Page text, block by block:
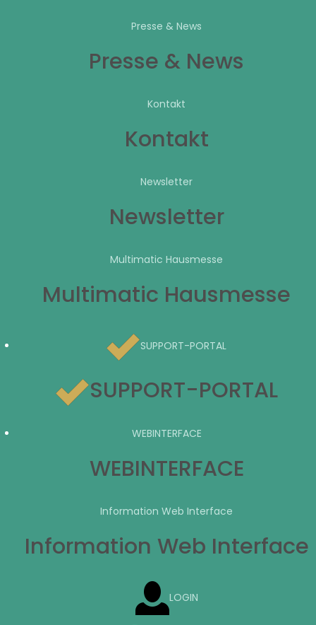
Presse & News
Presse & News
Kontakt
Kontakt
Newsletter
Newsletter
Multimatic Hausmesse
Multimatic Hausmesse
SUPPORT-PORTAL
SUPPORT-PORTAL
WEBINTERFACE
WEBINTERFACE
Information Web Interface
Information Web Interface
LOGIN